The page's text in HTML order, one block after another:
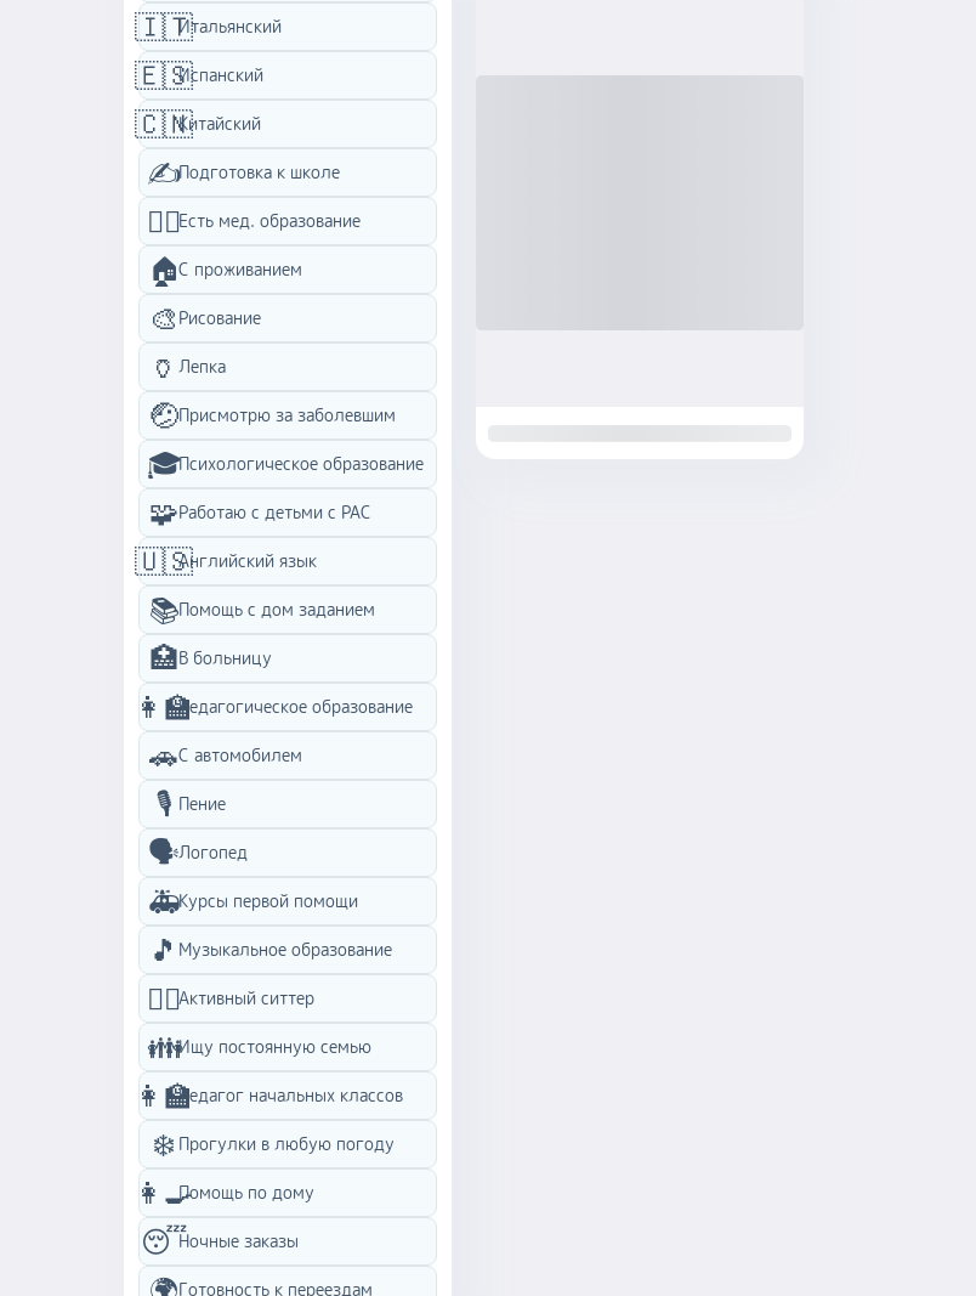
🇮🇹Итальянский
🇪🇸Испанский
🇨🇳Китайский
✍️Подготовка к школе
👩‍⚕️Есть мед. образование
🏠C проживанием
🎨 Рисование
🏺 Лепка
🤕Присмотрю за заболевшим
🎓Психологическое образование
🧩Работаю с детьми с PAC
🇺🇸Английский язык
📚Помощь с дом заданием
🏥В больницу
👩‍🏫Педагогическое образование
🚗С автомобилем
🎙️ Пение
🗣️Логопед
🚑Курсы первой помощи
🎵 Музыкальное образование
🏃‍♀️Активный ситтер
👪Ищу постоянную семью
👩‍🏫Педагог начальных классов
❄️ Прогулки в любую погоду
👩‍🍳Помощь по дому
😴Ночные заказы
Готовность к переездам